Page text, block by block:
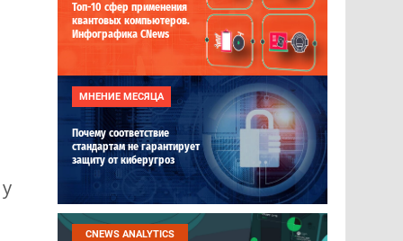
Топ-10 сфер применения
квантовых компьютеров.
Инфографика CNews
МНЕНИЕ МЕСЯЦА
Почему соответствие
стандартам не гарантирует
защиту от киберугроз
CNEWS ANALYTICS